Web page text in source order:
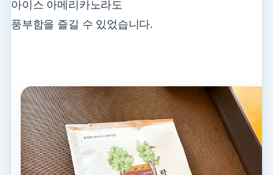
아이스 아메리카노라도
풍부함을 즐길 수 있었습니다.